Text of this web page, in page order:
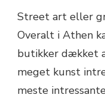
Street art eller
Overalt i Athen
butikker dækket
meget kunst
meste